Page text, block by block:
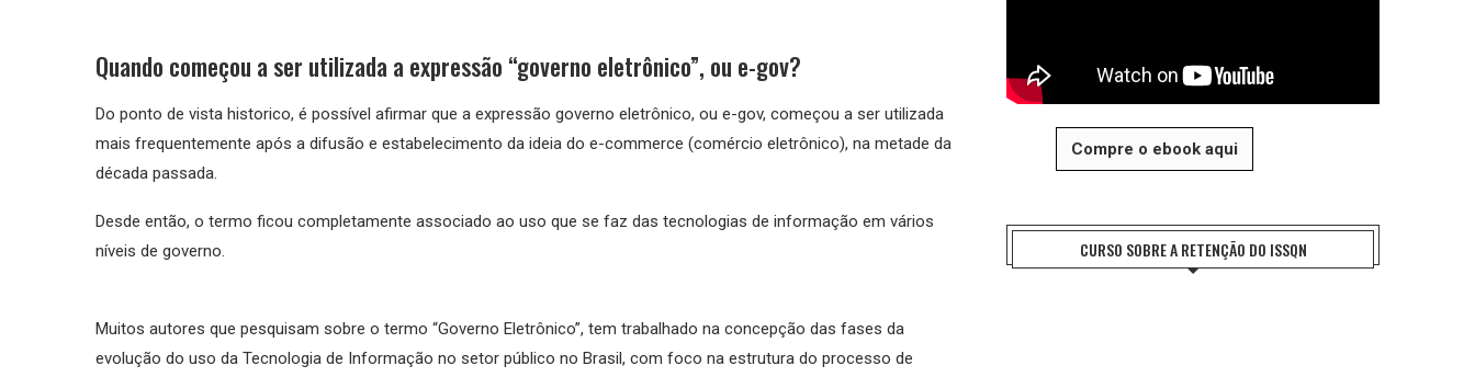
Quando começou a ser utilizada a expressão “governo eletrônico”, ou e-gov?
Do ponto de vista historico, é possível afirmar que a expressão governo eletrônico, ou e-gov, começou a ser utilizada
mais frequentemente após a difusão e estabelecimento da ideia do e-commerce (comércio eletrônico), na metade da
década passada.
Desde então, o termo ficou completamente associado ao uso que se faz das tecnologias de informação em vários
níveis de governo.
Muitos autores que pesquisam sobre o termo “Governo Eletrônico”, tem trabalhado na concepção das fases da
evolução do uso da Tecnologia de Informação no setor público no Brasil, com foco na estrutura do processo de
Compre o ebook aqui
CURSO SOBRE A RETENÇÃO DO ISSQN